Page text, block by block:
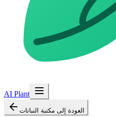
AI Plant
العودة إلى مكتبة النباتات